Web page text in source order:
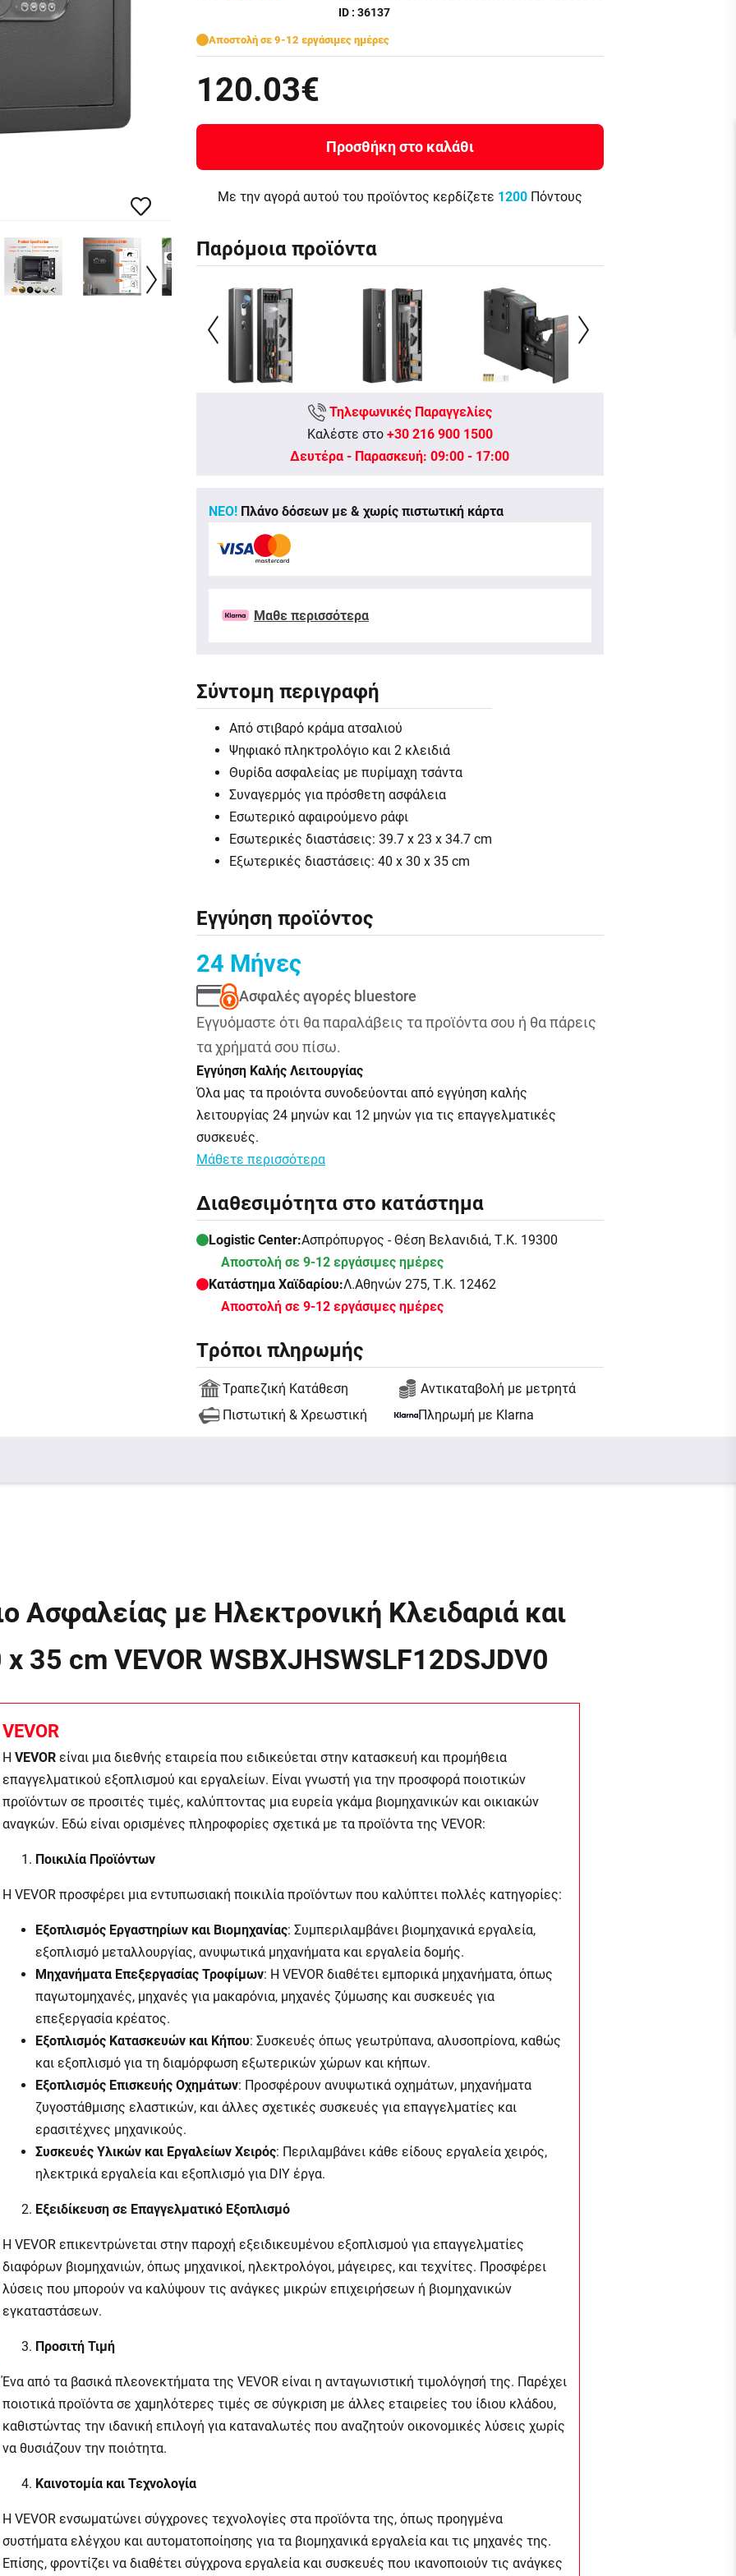
ID : 36137
Αποστολή σε 9-12 εργάσιμες ημέρες
120.03€
Προσθήκη στο καλάθι
Με την αγορά αυτού του προϊόντος κερδίζετε 1200 Πόντους
Παρόμοια προϊόντα
Τηλεφωνικές Παραγγελίες
Καλέστε στο +30 216 900 1500
Δευτέρα - Παρασκευή: 09:00 - 17:00
ΝΕΟ! Πλάνο δόσεων με & χωρίς πιστωτική κάρτα
Μαθε περισσότερα
Σύντομη περιγραφή
Από στιβαρό κράμα ατσαλιού
Ψηφιακό πληκτρολόγιο και 2 κλειδιά
Θυρίδα ασφαλείας με πυρίμαχη τσάντα
Συναγερμός για πρόσθετη ασφάλεια
Εσωτερικό αφαιρούμενο ράφι
Εσωτερικές διαστάσεις: 39.7 x 23 x 34.7 cm
Εξωτερικές διαστάσεις: 40 x 30 x 35 cm
Eγγύηση προϊόντος
24 Μήνες
Ασφαλές αγορές bluestore
Εγγυόμαστε ότι θα παραλάβεις τα προϊόντα σου ή θα πάρεις
τα χρήματά σου πίσω.
Εγγύηση Καλής Λειτουργίας
Όλα μας τα προιόντα συνοδεύονται από εγγύηση καλής
λειτουργίας 24 μηνών και 12 μηνών για τις επαγγελματικές
συσκευές.
Μάθετε περισσότερα
Διαθεσιμότητα στο κατάστημα
Logistic Center:Ασπρόπυργος - Θέση Βελανιδιά, Τ.Κ. 19300
Αποστολή σε 9-12 εργάσιμες ημέρες
Κατάστημα Χαϊδαρίου:Λ.Αθηνών 275, Τ.Κ. 12462
Αποστολή σε 9-12 εργάσιμες ημέρες
Tρόποι πληρωμής
Τραπεζική Κατάθεση
Αντικαταβολή με μετρητά
Πιστωτική & Χρεωστική
Πληρωμή με Klarna
Ασφαλείας με Ηλεκτρονική Κλειδαριά και
x 35 cm VEVOR WSBXJHSWSLF12DSJDV0
VEVOR
Η VEVOR είναι μια διεθνής εταιρεία που ειδικεύεται στην κατασκευή και προμήθεια
επαγγελματικού εξοπλισμού και εργαλείων. Είναι γνωστή για την προσφορά ποιοτικών
προϊόντων σε προσιτές τιμές, καλύπτοντας μια ευρεία γκάμα βιομηχανικών και οικιακών
αναγκών. Εδώ είναι ορισμένες πληροφορίες σχετικά με τα προϊόντα της VEVOR:
Ποικιλία Προϊόντων
Η VEVOR προσφέρει μια εντυπωσιακή ποικιλία προϊόντων που καλύπτει πολλές κατηγορίες:
Εξοπλισμός Εργαστηρίων και Βιομηχανίας: Συμπεριλαμβάνει βιομηχανικά εργαλεία,
εξοπλισμό μεταλλουργίας, ανυψωτικά μηχανήματα και εργαλεία δομής.
Μηχανήματα Επεξεργασίας Τροφίμων: Η VEVOR διαθέτει εμπορικά μηχανήματα, όπως
παγωτομηχανές, μηχανές για μακαρόνια, μηχανές ζύμωσης και συσκευές για
επεξεργασία κρέατος.
Εξοπλισμός Κατασκευών και Κήπου: Συσκευές όπως γεωτρύπανα, αλυσοπρίονα, καθώς
και εξοπλισμό για τη διαμόρφωση εξωτερικών χώρων και κήπων.
Εξοπλισμός Επισκευής Οχημάτων: Προσφέρουν ανυψωτικά οχημάτων, μηχανήματα
ζυγοστάθμισης ελαστικών, και άλλες σχετικές συσκευές για επαγγελματίες και
ερασιτέχνες μηχανικούς.
Συσκευές Υλικών και Εργαλείων Χειρός: Περιλαμβάνει κάθε είδους εργαλεία χειρός,
ηλεκτρικά εργαλεία και εξοπλισμό για DIY έργα.
Εξειδίκευση σε Επαγγελματικό Εξοπλισμό
Η VEVOR επικεντρώνεται στην παροχή εξειδικευμένου εξοπλισμού για επαγγελματίες
διαφόρων βιομηχανιών, όπως μηχανικοί, ηλεκτρολόγοι, μάγειρες, και τεχνίτες. Προσφέρει
λύσεις που μπορούν να καλύψουν τις ανάγκες μικρών επιχειρήσεων ή βιομηχανικών
εγκαταστάσεων.
Προσιτή Τιμή
Ένα από τα βασικά πλεονεκτήματα της VEVOR είναι η ανταγωνιστική τιμολόγησή της. Παρέχει
ποιοτικά προϊόντα σε χαμηλότερες τιμές σε σύγκριση με άλλες εταιρείες του ίδιου κλάδου,
καθιστώντας την ιδανική επιλογή για καταναλωτές που αναζητούν οικονομικές λύσεις χωρίς
να θυσιάζουν την ποιότητα.
Καινοτομία και Τεχνολογία
Η VEVOR ενσωματώνει σύγχρονες τεχνολογίες στα προϊόντα της, όπως προηγμένα
συστήματα ελέγχου και αυτοματοποίησης για τα βιομηχανικά εργαλεία και τις μηχανές της.
Επίσης, φροντίζει να διαθέτει σύγχρονα εργαλεία και συσκευές που ικανοποιούν τις ανάγκες